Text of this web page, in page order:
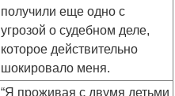
получили еще одно с
угрозой о судебном деле,
которое действительно
шокировало меня.
“Я проживая с двумя детьми